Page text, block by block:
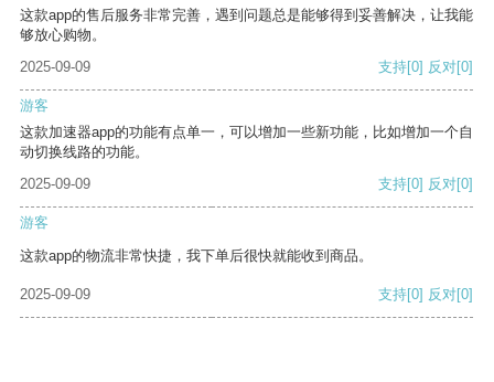
这款app的售后服务非常完善，遇到问题总是能够得到妥善解决，让我能
够放心购物。
2025-09-09
支持[0] 反对[0]
游客
这款加速器app的功能有点单一，可以增加一些新功能，比如增加一个自
动切换线路的功能。
2025-09-09
支持[0] 反对[0]
游客
这款app的物流非常快捷，我下单后很快就能收到商品。
2025-09-09 支持[0] 反对[0]